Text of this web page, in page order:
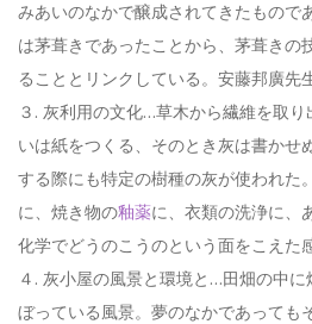
みあいのなかで醸成されてきたもので
は茅葺きであったことから、茅葺きの
ることとリンクしている。安藤邦廣先
３. 灰利用の文化…草木から繊維を取
いは紙をつくる、そのとき灰は書かせ
する際にも特定の樹種の灰が使われた
に、焼き物の釉薬に、衣類の洗浄に、
化学でどうのこうのという面をこえた
４. 灰小屋の風景と環境と…田畑の中
ぼっている風景。夢のなかであっても